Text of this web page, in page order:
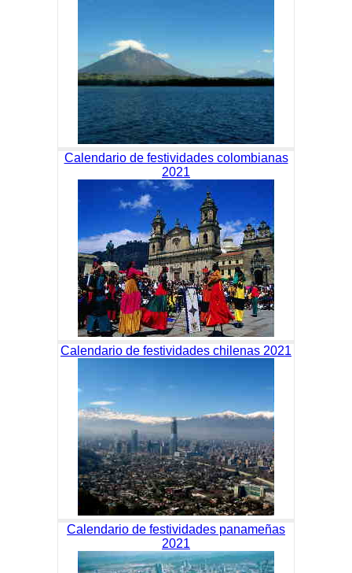
Calendario de festividades colombianas
2021
Calendario de festividades chilenas 2021
Calendario de festividades panameñas
2021